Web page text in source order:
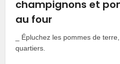
champignons et
au four
_ Épluchez les pommes de
quartiers.